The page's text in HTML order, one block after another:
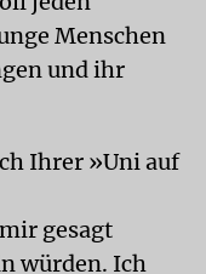
Menschen
und ihr
Ihrer »Uni auf
gesagt
würden. Ich